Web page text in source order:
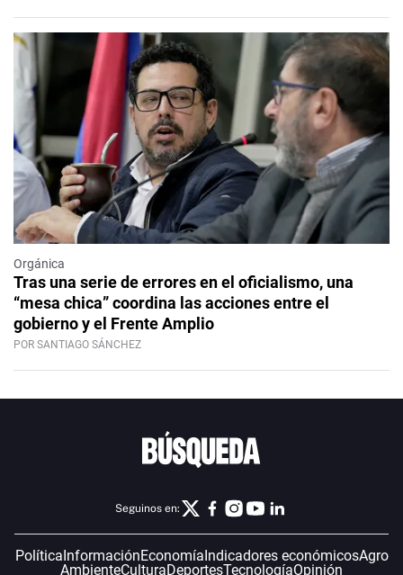
Orgánica
Tras una serie de errores en el oficialismo, una
“mesa chica” coordina las acciones entre el
gobierno y el Frente Amplio
POR SANTIAGO SÁNCHEZ
Seguinos en:
Política InformaciónEconomía Indicadores económicosAgro
AmbienteCulturaDeportesTecnologíaOpinión